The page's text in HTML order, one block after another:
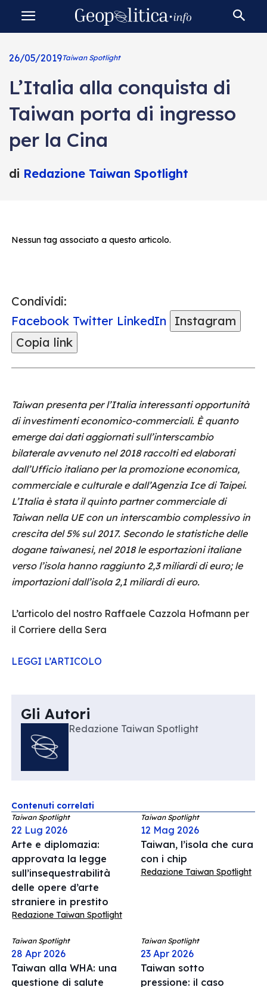
26/05/2019Taiwan Spotlight
L’Italia alla conquista di
Taiwan porta di ingresso
per la Cina
di Redazione Taiwan Spotlight
Nessun tag associato a questo articolo.
Condividi:
Facebook Twitter LinkedIn
Instagram
Copia link
Taiwan presenta per l’Italia interessanti opportunità
di investimenti economico-commerciali. È quanto
emerge dai dati aggiornati sull’interscambio
bilaterale avvenuto nel 2018 raccolti ed elaborati
dall’Ufficio italiano per la promozione economica,
commerciale e culturale e dall’Agenzia Ice di Taipei.
L’Italia è stata il quinto partner commerciale di
Taiwan nella UE con un interscambio complessivo in
crescita del 5% sul 2017. Secondo le statistiche delle
dogane taiwanesi, nel 2018 le esportazioni italiane
verso l’isola hanno raggiunto 2,3 miliardi di euro; le
importazioni dall’isola 2,1 miliardi di euro.
L’articolo del nostro Raffaele Cazzola Hofmann per
il Corriere della Sera
LEGGI L’ARTICOLO
Gli Autori
Redazione Taiwan Spotlight
Contenuti correlati
Taiwan Spotlight
22 Lug 2026
Arte e diplomazia:
approvata la legge
sull’insequestrabilità
delle opere d’arte
straniere in prestito
Redazione Taiwan Spotlight
Taiwan Spotlight
12 Mag 2026
Taiwan, l’isola che cura
con i chip
Redazione Taiwan Spotlight
Taiwan Spotlight
28 Apr 2026
Taiwan alla WHA: una
questione di salute
Taiwan Spotlight
23 Apr 2026
Taiwan sotto
pressione: il caso